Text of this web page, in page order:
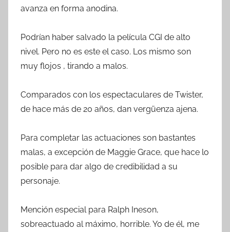
avanza en forma anodina.
Podrían haber salvado la película CGI de alto
nivel. Pero no es este el caso. Los mismo son
muy flojos , tirando a malos.
Comparados con los espectaculares de Twister,
de hace más de 20 años, dan vergüenza ajena.
Para completar las actuaciones son bastantes
malas, a excepción de Maggie Grace, que hace lo
posible para dar algo de credibilidad a su
personaje.
Mención especial para Ralph Ineson,
sobreactuado al máximo, horrible. Yo de él, me